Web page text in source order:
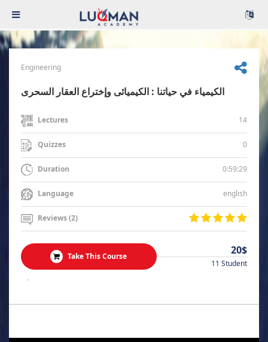
Engineering
الكيمياء في حياتنا : الكيميائى وإختراع العقار السحرى
Lectures 14
Quizzes 0
Duration 0:59:29
Language english
Reviews (2)
Take This Course 20$
11 Student
.